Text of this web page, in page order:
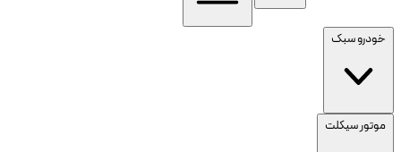
خودرو سبک
موتور سیکلت